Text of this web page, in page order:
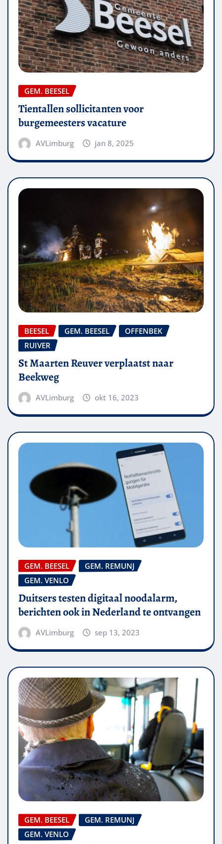
GEM. BEESEL
Tientallen sollicitanten voor
burgemeesters vacature
AVLimburg jan 8, 2025
BEESEL GEM. BEESEL
OFFENBEK
RUIVER
St Maarten Reuver verplaatst naar
Beekweg
AVLimburg okt 16, 2023
GEM. BEESEL
GEM. REMUNJ
GEM. VENLO
Duitsers testen digitaal noodalarm,
berichten ook in Nederland te ontvangen
AVLimburg sep 13, 2023
GEM. BEESEL
GEM. REMUNJ
GEM. VENLO